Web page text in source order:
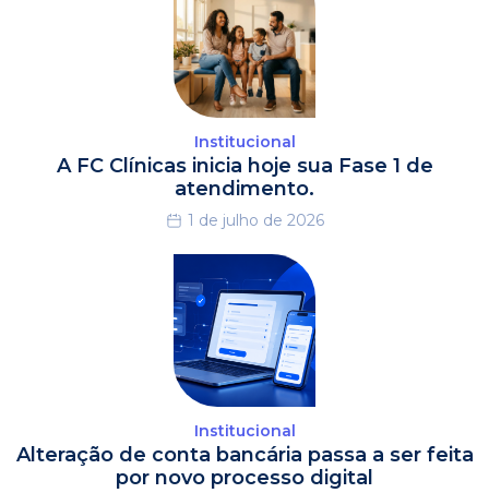
Institucional
A FC Clínicas inicia hoje sua Fase 1 de
atendimento.
1 de julho de 2026
Institucional
Alteração de conta bancária passa a ser feita
por novo processo digital